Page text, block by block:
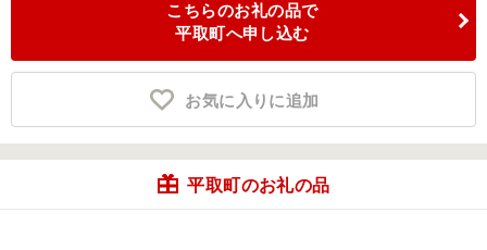
こちらのお礼の品で
平取町へ申し込む
お気に入りに追加
平取町のお礼の品